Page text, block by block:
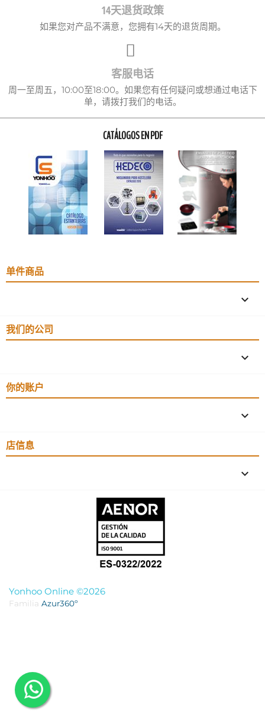
14天退货政策
如果您对产品不满意，您拥有14天的退货周期。
客服电话
周一至周五，10:00至18:00。如果您有任何疑问或想通过电话下
单，请拨打我们的电话。
CATÁLOGOS EN PDF
单件商品

我们的公司

你的账户

店信息
keyboard_arrow_down
Yonhoo Online ©2026
Familia Azur360º